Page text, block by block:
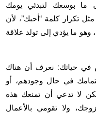
ما بوسعك لتبدئي يومك
تكرار كلمة “أحبك”، لأن
وهو ما يؤدي إلى تولد علاقة
حياتك: نعرف أن هناك
في حال وجودهم، أو
لا تدعي أن تمنعك هذه
ولا تقومي بالأعمال